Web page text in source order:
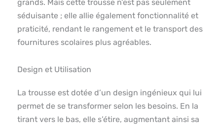
grands. Mais cette trousse n’est pas seulement
séduisante ; elle allie également fonctionnalité et
praticité, rendant le rangement et le transport des
fournitures scolaires plus agréables.
Design et Utilisation
La trousse est dotée d’un design ingénieux qui lui
permet de se transformer selon les besoins. En la
tirant vers le bas, elle s’étire, augmentant ainsi sa